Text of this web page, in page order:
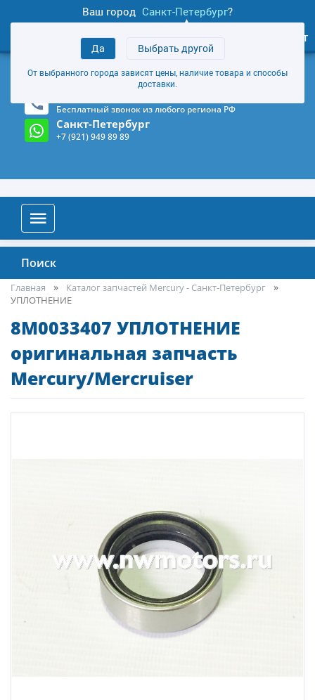
Ваш город Санкт-Петербург?
Да Выбрать другой
От выбранного города зависят цены, наличие товара и способы
доставки.
товаров
Личный кабинет
+7 (921) 949 89 89
Магазин и склад в Санкт-Петербурге (Карта)
Бесплатный звонок из любого региона РФ
Санкт-Петербург
+7 (921) 949 89 89
Поиск
Главная
Каталог запчастей Mercury - Санкт-Петербург
УПЛОТНЕНИЕ
8M0033407 УПЛОТНЕНИЕ
оригинальная запчасть
Mercury/Mercruiser